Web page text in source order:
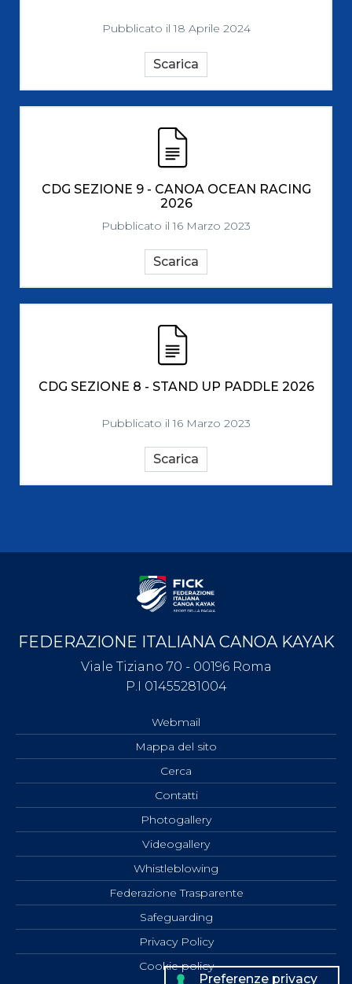
Pubblicato il 18 Aprile 2024
Scarica
CDG SEZIONE 9 - CANOA OCEAN RACING
2026
Pubblicato il 16 Marzo 2023
Scarica
CDG SEZIONE 8 - STAND UP PADDLE 2026
Pubblicato il 16 Marzo 2023
Scarica
FEDERAZIONE ITALIANA CANOA KAYAK
Viale Tiziano 70 - 00196 Roma
P.I 01455281004
Webmail
Mappa del sito
Cerca
Contatti
Photogallery
Videogallery
Whistleblowing
Federazione Trasparente
Safeguarding
Privacy Policy
Cookie policy